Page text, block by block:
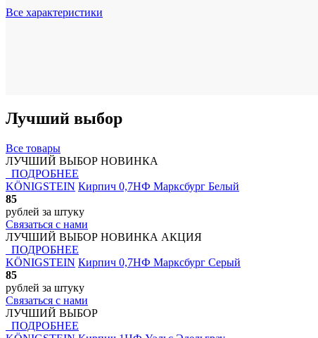
Все характеристики
Лучший выбор
Все товары
ЛУЧШИЙ ВЫБОР НОВИНКА
ПОДРОБНЕЕ
KÖNIGSTEIN Кирпич 0,7НФ Марксбург Белый
85
рублей за штуку
Связаться с нами
ЛУЧШИЙ ВЫБОР НОВИНКА АКЦИЯ
ПОДРОБНЕЕ
KÖNIGSTEIN Кирпич 0,7НФ Марксбург Серый
85
рублей за штуку
Связаться с нами
ЛУЧШИЙ ВЫБОР
ПОДРОБНЕЕ